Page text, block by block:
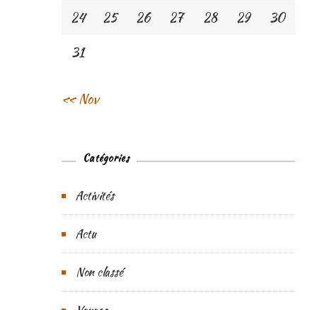
24
25 26 27 28 29
30
31
« Nov
Catégories
Activités
Actu
Non classé